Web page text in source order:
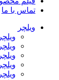
تماس با ما
ویلچر